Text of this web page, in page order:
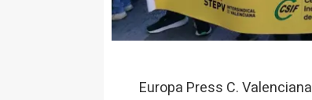
Europa Press C. Valenciana